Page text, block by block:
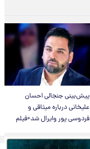
پیش‌بینی جنجالی احسان
علیخانی درباره میثاقی و
فردوسی پور وایرال شد+فیلم